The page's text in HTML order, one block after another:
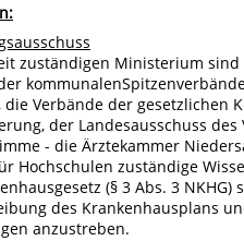
zuständigen Ministerium
Verbände der gesetzlichen
der Landesausschuss
- die Ärztekammer
Hochschulen zuständige
(§ 3 Abs. 3
des Krankenhausplans
anzustreben.